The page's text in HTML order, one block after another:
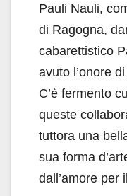
Pauli Nauli,
di Ragogna,
cabarettistico
avuto l’onore
C’è fermento
queste
tuttora una
sua forma
dall’amore per